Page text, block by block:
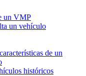
un VMP
un vehículo
de un
históricos